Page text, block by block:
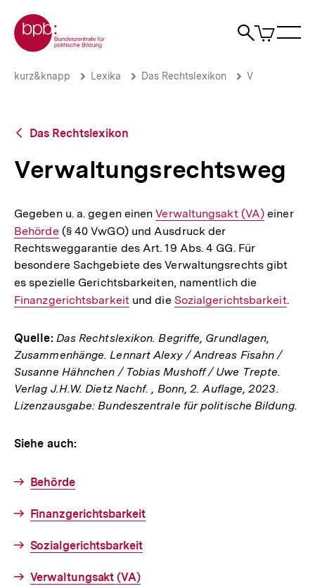
zum
Seiteninhalt
springen
Zur Startseite der bpb
Suche
Artikel
im
Verwaltungsrechtsweg
Brotkrümelnavigation
Pfadnavigation
kurz&knapp Lexika Das Rechtslexikon V
Zurück
Übersicht
Das Rechtslexikon
Verwaltungsrechtsweg
Gegeben u. a. gegen einenInterner
Link:
Verwaltungsakt (VA) einer
Behörde (§ 40 VwGO) und Ausdruck der
Rechtsweggarantie des Art. 19 Abs. 4 GG. Für
besondere Sachgebiete des Verwaltungsrechts gibt
es spezielle Gerichtsbarkeiten, namentlich die
Link:
Finanzgerichtsbarkeitund die Interner
Sozialgerichtsbarkeit.
Quelle: Das Rechtslexikon. Begriffe, Grundlagen,
Zusammenhänge. Lennart Alexy / Andreas Fisahn /
Susanne Hähnchen / Tobias Mushoff / Uwe Trepte.
Verlag J.H.W. Dietz Nachf. , Bonn, 2. Auflage, 2023.
Lizenzausgabe: Bundeszentrale für politische Bildung.
Siehe auch:
Behörde
Finanzgerichtsbarkeit
Sozialgerichtsbarkeit
Verwaltungsakt (VA)